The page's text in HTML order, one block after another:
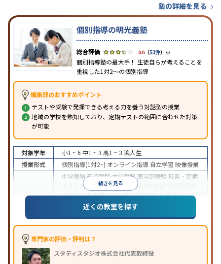
塾の詳細を見る
個別指導の明光義塾
3.6（53件） ※
個別指導塾の最大手！ 生徒自らが考えることを
重視した1対2〜の個別指導
編集部のおすすめポイント
テストや受験で発揮できる考える力を養う対話型の授業
地域の学校を熟知しており、定期テストの範囲に合わせた対策
が可能
続きを見る
対象学年 小1 ~ 6 中1 ~ 3 高1 ~ 3 浪人生
授業形式
個別指導(1対2~) オンライン指導 自立学習 映像授業
中学受験高校受験大学受験 医学部受験 授業・定期
テスト対策
内申点対策 学習習慣の定着
(旧AO)対策推薦入試対策学校別特化対策国公立大
私大対策共通テスト対策
英語・英会話特化
対策その他科目別特化対策
特徴
中高一貫校生に対応
の振替可能 不登校生に対応
を利用オンライン対応1科目から受講可能
近くの教室を探す
専門家の評価・評判は？
スタディスタジオ株式会社代表取締役